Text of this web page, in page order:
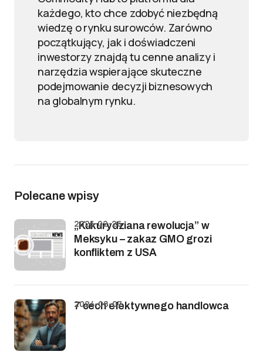
każdego, kto chce zdobyć niezbędną
wiedzę o rynku surowców. Zarówno
początkujący, jak i doświadczeni
inwestorzy znajdą tu cenne analizy i
narzędzia wspierające skuteczne
podejmowanie decyzji biznesowych
na globalnym rynku.
Polecane wpisy
„Kukurydziana rewolucja” w
Meksyku – zakaz GMO grozi
konfliktem z USA
2025-02-26
7 cech efektywnego handlowca
2024-08-07